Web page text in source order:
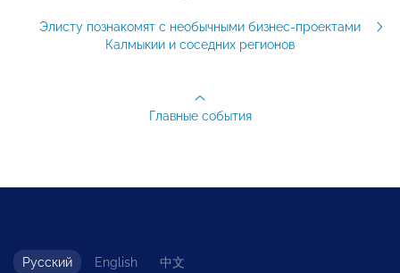
Элисту познакомят с необычными бизнес-проектами
Калмыкии и соседних регионов
Главные события
Русский English 中文